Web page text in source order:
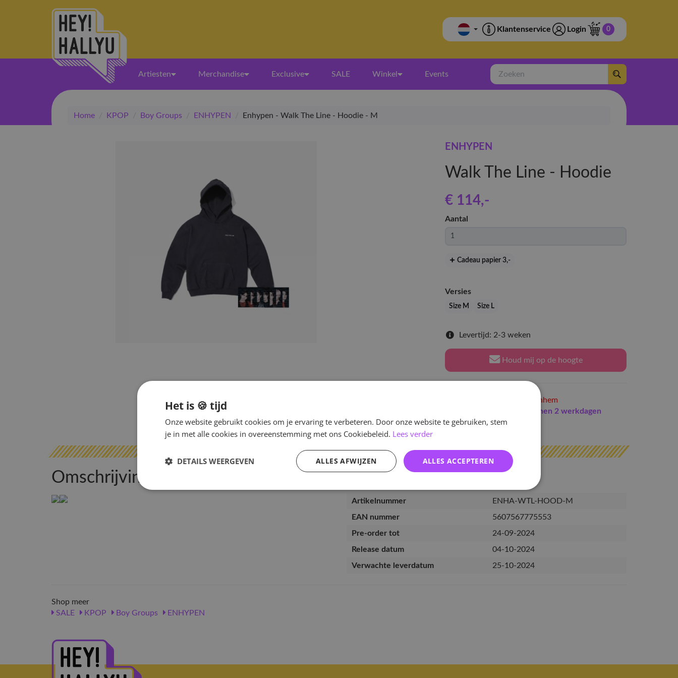
Klantenservice Login 0
Artiesten Merchandise Exclusive SALE Winkel Events
Zoeken
Home / KPOP / Boy Groups / ENHYPEN / Enhypen - Walk The Line - Hoodie - M
ENHYPEN
Walk The Line - Hoodie
€ 114,-
Aantal
Cadeau papier 3,-
Versies
Size M Size L
Levertijd: 2-3 weken
Houd mij op de hoogte
in Arnhem
binnen 2 werkdagen
verzonden
Omschrijving Specificaties
Artikelnummer
ENHA-WTL-HOOD-M
EAN nummer
5607567775553
Pre-order tot
24-09-2024
Release datum
04-10-2024
Verwachte leverdatum
25-10-2024
Shop meer
SALE
KPOP Boy Groups ENHYPEN
Het is 🍪 tijd
Onze website gebruikt cookies om je ervaring te verbeteren. Door onze website te gebruiken, stem
je in met alle cookies in overeenstemming met ons Cookiebeleid. Lees verder
ALLES ACCEPTEREN
ALLES AFWIJZEN
DETAILS WEERGEVEN